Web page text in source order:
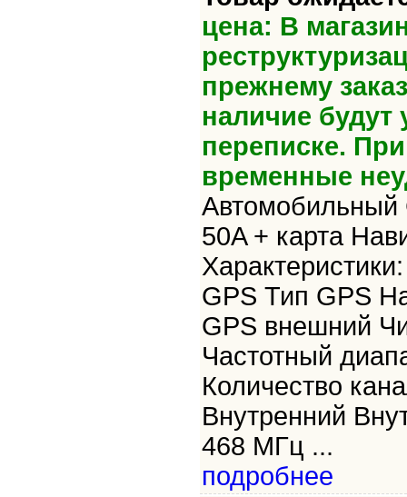
цена: В
прежнему
наличие будут
переписке.
временные
Автомобильный
50A + карта
GPS Тип GPS
GPS внешний
Частотный
Количество
Внутренний
468 МГц ...
подробнее